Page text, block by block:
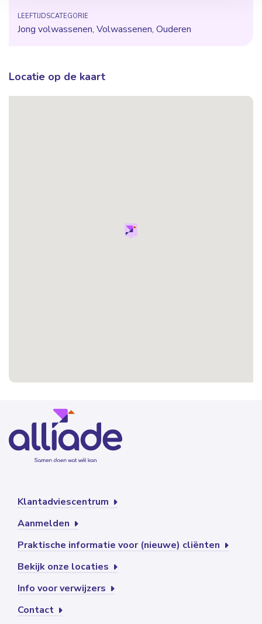
LEEFTIJDSCATEGORIE
Jong volwassenen, Volwassenen, Ouderen
Locatie op de kaart
Klantadviescentrum
Aanmelden
Praktische informatie voor (nieuwe) cliënten
Bekijk onze locaties
Info voor verwijzers
Contact